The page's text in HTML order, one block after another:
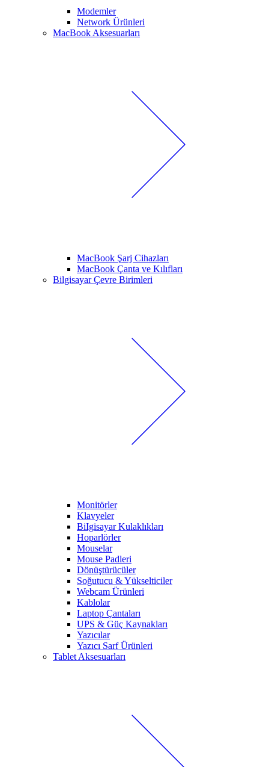
Modemler
Network Ürünleri
MacBook Aksesuarları
MacBook Şarj Cihazları
MacBook Çanta ve Kılıfları
Bilgisayar Çevre Birimleri
Monitörler
Klavyeler
BiIgisayar Kulaklıkları
Hoparlörler
Mouselar
Mouse Padleri
Dönüştürücüler
Soğutucu & Yükselticiler
Webcam Ürünleri
Kablolar
Laptop Çantaları
UPS & Güç Kaynakları
Yazıcılar
Yazıcı Sarf Ürünleri
Tablet Aksesuarları